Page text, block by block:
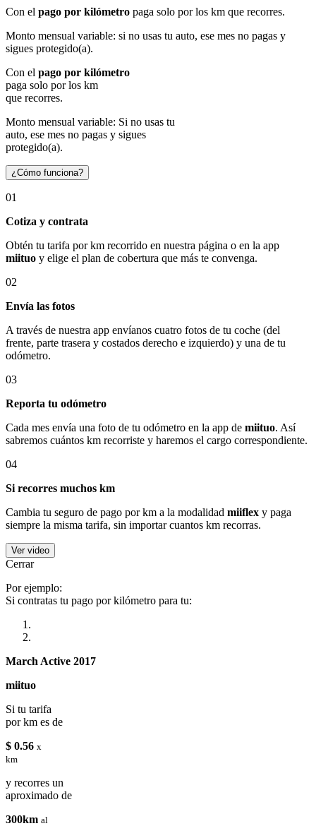
Con el pago por kilómetro paga solo por los km que recorres.
Monto mensual variable: si no usas tu auto, ese mes no pagas y
sigues protegido(a).
Con el pago por kilómetro
paga solo por los km
que recorres.
Monto mensual variable: Si no usas tu
auto, ese mes no pagas y sigues
protegido(a).
¿Cómo funciona?
01
Cotiza y contrata
Obtén tu tarifa por km recorrido en nuestra página o en la app
miituo y elige el plan de cobertura que más te convenga.
02
Envía las fotos
A través de nuestra app envíanos cuatro fotos de tu coche (del
frente, parte trasera y costados derecho e izquierdo) y una de tu
odómetro.
03
Reporta tu odómetro
Cada mes envía una foto de tu odómetro en la app de miituo. Así
sabremos cuántos km recorriste y haremos el cargo correspondiente.
04
Si recorres muchos km
Cambia tu seguro de pago por km a la modalidad miiflex y paga
siempre la misma tarifa, sin importar cuantos km recorras.
Ver video
Cerrar
Por ejemplo:
Si contratas tu pago por kilómetro para tu:
March Active 2017
miituo
Si tu tarifa
por km es de
$ 0.56 x
km
y recorres un
aproximado de
300km al